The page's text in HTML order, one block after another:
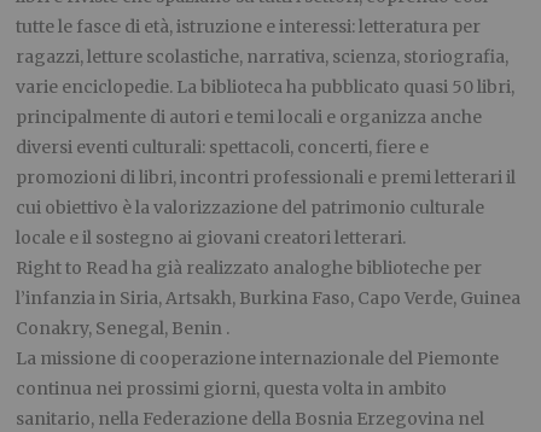
tutte le fasce di età, istruzione e interessi: letteratura per
ragazzi, letture scolastiche, narrativa, scienza, storiografia,
varie enciclopedie. La biblioteca ha pubblicato quasi 50 libri,
principalmente di autori e temi locali e organizza anche
diversi eventi culturali: spettacoli, concerti, fiere e
promozioni di libri, incontri professionali e premi letterari il
cui obiettivo è la valorizzazione del patrimonio culturale
locale e il sostegno ai giovani creatori letterari.
Right to Read ha già realizzato analoghe biblioteche per
l’infanzia in Siria, Artsakh, Burkina Faso, Capo Verde, Guinea
Conakry, Senegal, Benin .
La missione di cooperazione internazionale del Piemonte
continua nei prossimi giorni, questa volta in ambito
sanitario, nella Federazione della Bosnia Erzegovina nel